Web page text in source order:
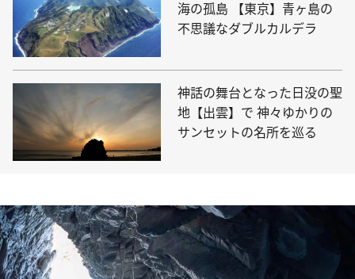
海の孤島 【東京】青ヶ島の
不思議なダブルカルデラ
神話の舞台となった日没の聖
地【出雲】で 神々ゆかりの
サンセットの名所を巡る